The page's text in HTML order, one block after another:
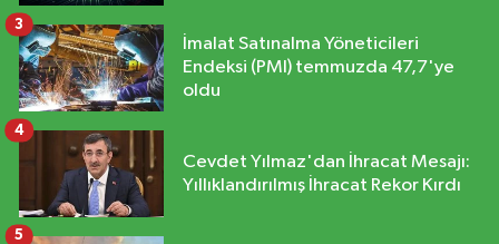
İmalat Satınalma Yöneticileri
Endeksi (PMI) temmuzda 47,7'ye
oldu
3
Cevdet Yılmaz'dan İhracat Mesajı:
Yıllıklandırılmış İhracat Rekor Kırdı
4
5